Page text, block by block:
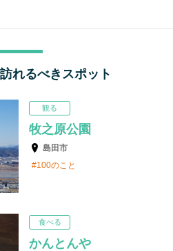
れるべきスポット
牧之原公園
島田市
100のこと
観る
かんとんや
食べる